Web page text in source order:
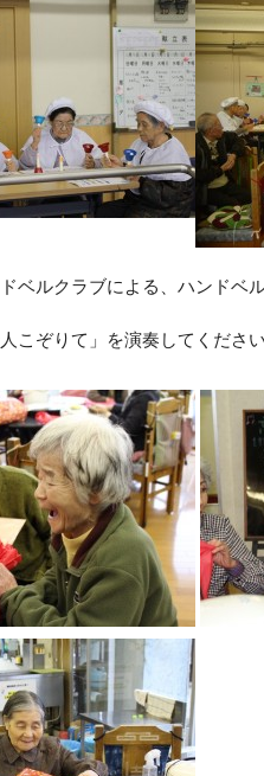
ベルクラブによる、ハンドベ
こぞりて」を演奏してくださ